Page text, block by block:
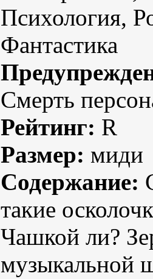
Психология,
Фантастика
Смерть
Рейтинг: R
Размер: миди
Содержание:
такие
Чашкой ли?
музыкальной